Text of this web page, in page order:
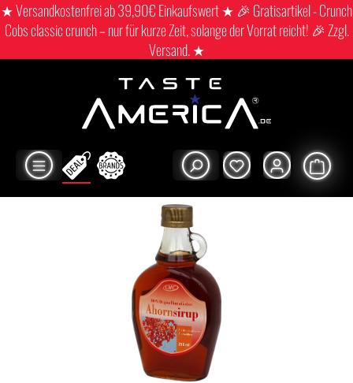
★ Versandkostenfrei ab 39,90€ Einkaufswert ★ 🎉 Gratisartikel - Crunch
Cobs classic crunch – nur für kurze Zeit, solange der Vorrat reicht! 🎉 Zzgl.
Versand. ★
Shop Good morning